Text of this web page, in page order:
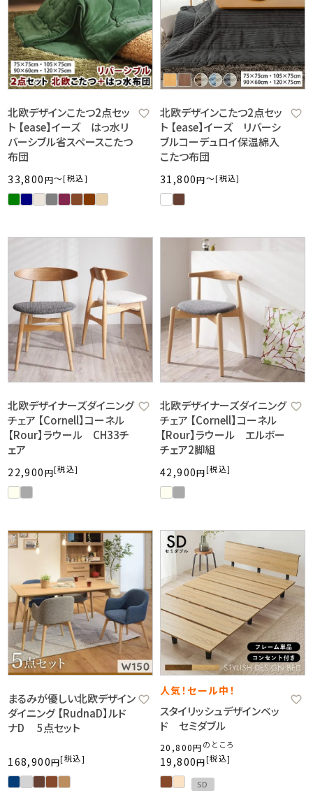
北欧デザインこたつ2点セッ
ト 【ease】イーズ はっ水リ
バーシブル省スペースこたつ
布団
33,800 税込
〜
北欧デザインこたつ2点セッ
ト 【ease】イーズ リバーシ
ブルコーデュロイ保温綿入
こたつ布団
31,800 税込
〜
北欧デザイナーズダイニング
チェア 【Cornell】コーネル
【Rour】ラウール CH33チ
ェア
22,900 税込
北欧デザイナーズダイニング
チェア 【Cornell】コーネル
【Rour】ラウール エルボー
チェア2脚組
42,900 税込
まるみが優しい北欧デザイン
ダイニング 【RudnaD】ルド
ナD 5点セット
168,900 税込
人気！セール中！
スタイリッシュデザインベッ
ド セミダブル
20,800 のところ
19,800 税込
SD